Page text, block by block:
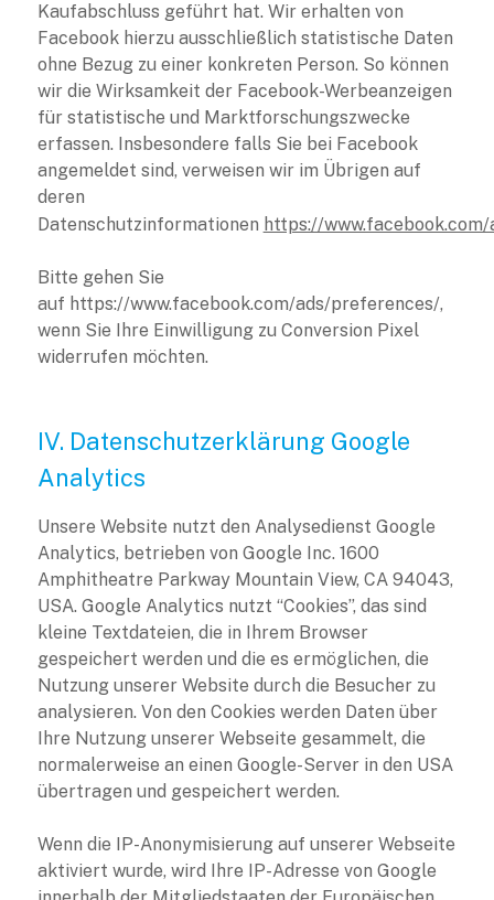
Kaufabschluss geführt hat. Wir erhalten von
Facebook hierzu ausschließlich statistische Daten
ohne Bezug zu einer konkreten Person. So können
wir die Wirksamkeit der Facebook-Werbeanzeigen
für statistische und Marktforschungszwecke
erfassen. Insbesondere falls Sie bei Facebook
angemeldet sind, verweisen wir im Übrigen auf
deren
Datenschutzinformationen https://
Bitte gehen Sie
auf https://www.facebook.com/ads/preferences/,
wenn Sie Ihre Einwilligung zu Conversion Pixel
widerrufen möchten.
IV. Datenschutzerklärung Google
Analytics
Unsere Website nutzt den Analysedienst Google
Analytics, betrieben von Google Inc. 1600
Amphitheatre Parkway Mountain View, CA 94043,
USA. Google Analytics nutzt “Cookies”, das sind
kleine Textdateien, die in Ihrem Browser
gespeichert werden und die es ermöglichen, die
Nutzung unserer Website durch die Besucher zu
analysieren. Von den Cookies werden Daten über
Ihre Nutzung unserer Webseite gesammelt, die
normalerweise an einen Google-Server in den USA
übertragen und gespeichert werden.
Wenn die IP-Anonymisierung auf unserer Webseite
aktiviert wurde, wird Ihre IP-Adresse von Google